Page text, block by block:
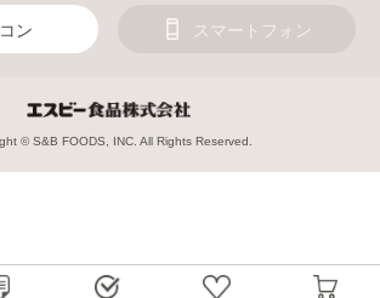
ン スマートフォン
© S&B FOODS, INC. All Rights Reserved.